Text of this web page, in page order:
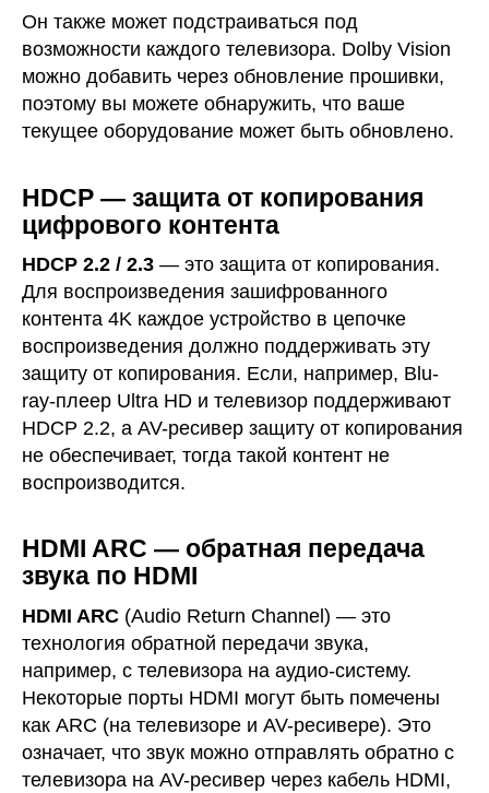
Он также может подстраиваться под
возможности каждого телевизора. Dolby Vision
можно добавить через обновление прошивки,
поэтому вы можете обнаружить, что ваше
текущее оборудование может быть обновлено.
HDCP — защита от копирования
цифрового контента
HDCP 2.2 / 2.3 — это защита от копирования.
Для воспроизведения зашифрованного
контента 4K каждое устройство в цепочке
воспроизведения должно поддерживать эту
защиту от копирования. Если, например, Blu-
ray-плеер Ultra HD и телевизор поддерживают
HDCP 2.2, а AV-ресивер защиту от копирования
не обеспечивает, тогда такой контент не
воспроизводится.
HDMI ARC — обратная передача
звука по HDMI
HDMI ARC (Audio Return Channel) — это
технология обратной передачи звука,
например, с телевизора на аудио-систему.
Некоторые порты HDMI могут быть помечены
как ARC (на телевизоре и AV-ресивере). Это
означает, что звук можно отправлять обратно с
телевизора на AV-ресивер через кабель HDMI,